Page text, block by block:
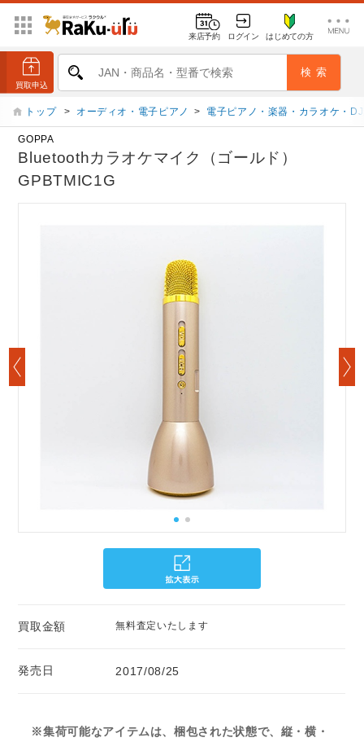
来店予約 ログイン はじめての方
トップ > オーディオ・電子ピアノ > 電子ピアノ・楽器・カラオケ・
GOPPA
Bluetoothカラオケマイク（ゴールド）
GPBTMIC1G
買取金額 無料査定いたします
発売日 2017/08/25
※集荷可能なアイテムは、梱包された状態で、縦・横・